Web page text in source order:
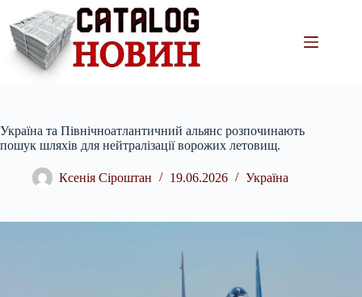
вмісту
Україна та Північноатлантичний альянс розпочинають
пошук шляхів для нейтралізації ворожих летовищ.
Ксенія Сіроштан 19.06.2026 Україна